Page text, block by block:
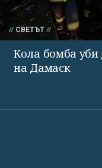
СВЕТЪТ
Кола бомба уби
на Дамаск